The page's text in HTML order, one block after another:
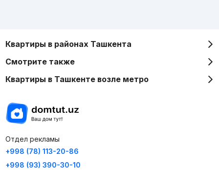
Квартиры в районах Ташкента
Смотрите также
Квартиры в Ташкенте возле метро
Отдел рекламы
+998 (78) 113-20-86
+998 (93) 390-30-10